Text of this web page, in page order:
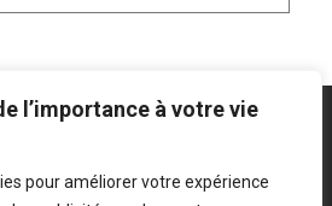
l’importance à votre vie
pour améliorer votre expérience
de confidentialité